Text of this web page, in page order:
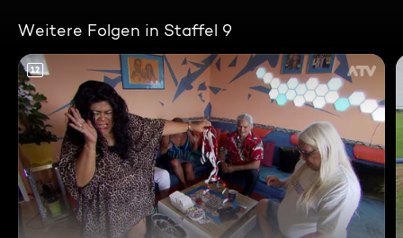
Weitere Folgen in Staffel 9
12